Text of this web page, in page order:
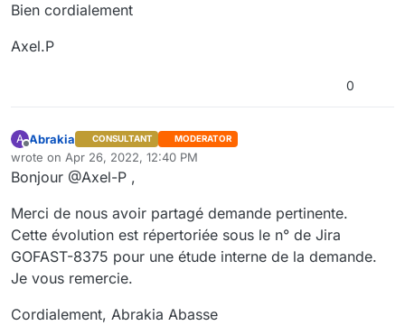
Bien cordialement
Axel.P
0
A
Offline
Abrakia CONSULTANT MODERATOR
wrote on Apr 26, 2022, 12:40 PM
last edited by
Bonjour @Axel-P ,
Merci de nous avoir partagé demande pertinente.
Cette évolution est répertoriée sous le n° de Jira
GOFAST-8375 pour une étude interne de la demande.
Je vous remercie.
Cordialement, Abrakia Abasse